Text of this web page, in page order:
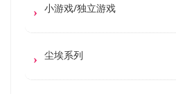
小游戏/独立游戏
尘埃系列